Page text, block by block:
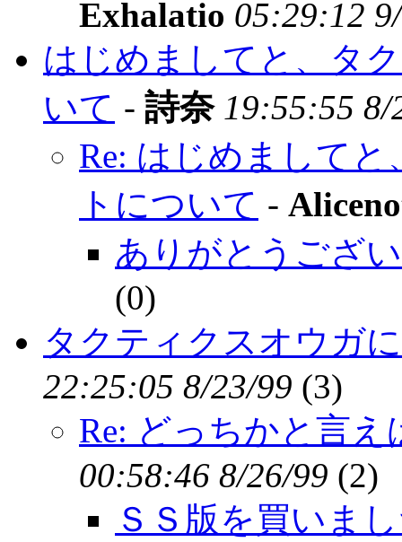
Exhalatio 05:29:12
はじめましてと、タ
いて - 詩奈 19:55:55 8/
Re: はじめまして
トについて -
ありがとうござ
(0)
タクティクスオウガ
22:25:05 8/23/99 (3)
Re: どっちかと言え
00:58:46 8/26/99 (2)
ＳＳ版を買いま